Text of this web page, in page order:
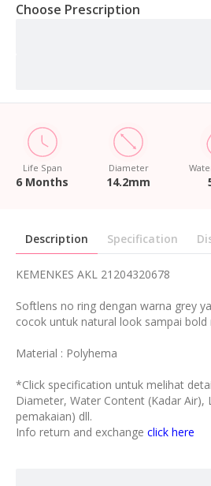
Life Span
6 Months
Diameter
14.2mm
Choose Prescription
Description Specification
KEMENKES AKL 21204320678
Softlens no ring dengan warna grey
cocok untuk natural look sampai bold
Material : Polyhema
*Click specification untuk melihat
Diameter, Water Content (Kadar Air),
pemakaian) dll.
Info return and exchange click here